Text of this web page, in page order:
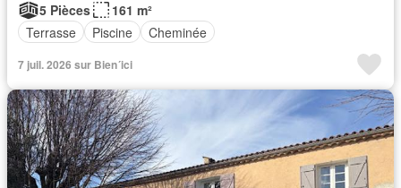
5 Pièces
161 m²
Terrasse
Piscine Cheminée
7 juil. 2026 sur Bien´ici